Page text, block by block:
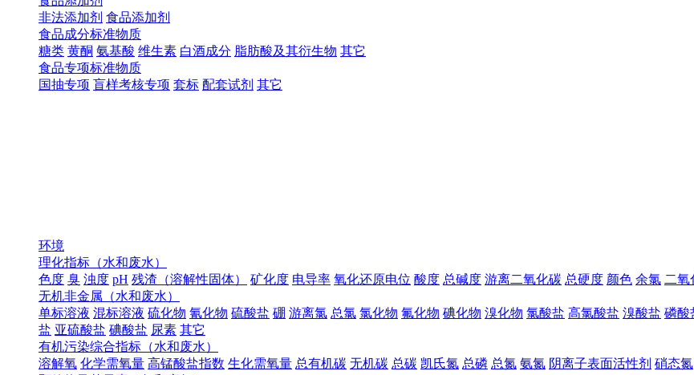
非法添加剂 食品添加剂
食品成分标准物质
糖类 黄酮 氨基酸 维生素 白酒成分 脂肪酸及其衍生物 其它
食品专项标准物质
国抽专项 盲样考核专项 套标 配套试剂 其它
环境
理化指标（水和废水）
色度 臭 浊度 pH 残渣（溶解性固体） 矿化度 电导率 氧化还原电位 酸度 总碱度 游离二氧化碳 总硬度 颜色 余氯 二氧
无机非金属（水和废水）
单标溶液 混标溶液 硫化物 氰化物 硫酸盐 硼 游离氯 总氯 氯化物 氟化物 碘化物 溴化物 氯酸盐 高氯酸盐 溴酸盐 磷酸
盐 亚硫酸盐 碘酸盐 尿素 其它
有机污染综合指标（水和废水）
溶解氧 化学需氧量 高锰酸盐指数 生化需氧量 总有机碳 无机碳 总碳 凯氏氮 总磷 总氮 氨氮 阴离子表面活性剂 硝态氮